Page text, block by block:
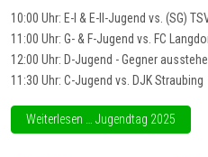
10:00 Uhr: E-I & E-II-Jugend vs. (SG)
11:00 Uhr: G- & F-Jugend vs. FC
12:00 Uhr: D-Jugend - Gegner
11:30 Uhr: C-Jugend vs. DJK Straubing
Weiterlesen … Jugendtag 2025